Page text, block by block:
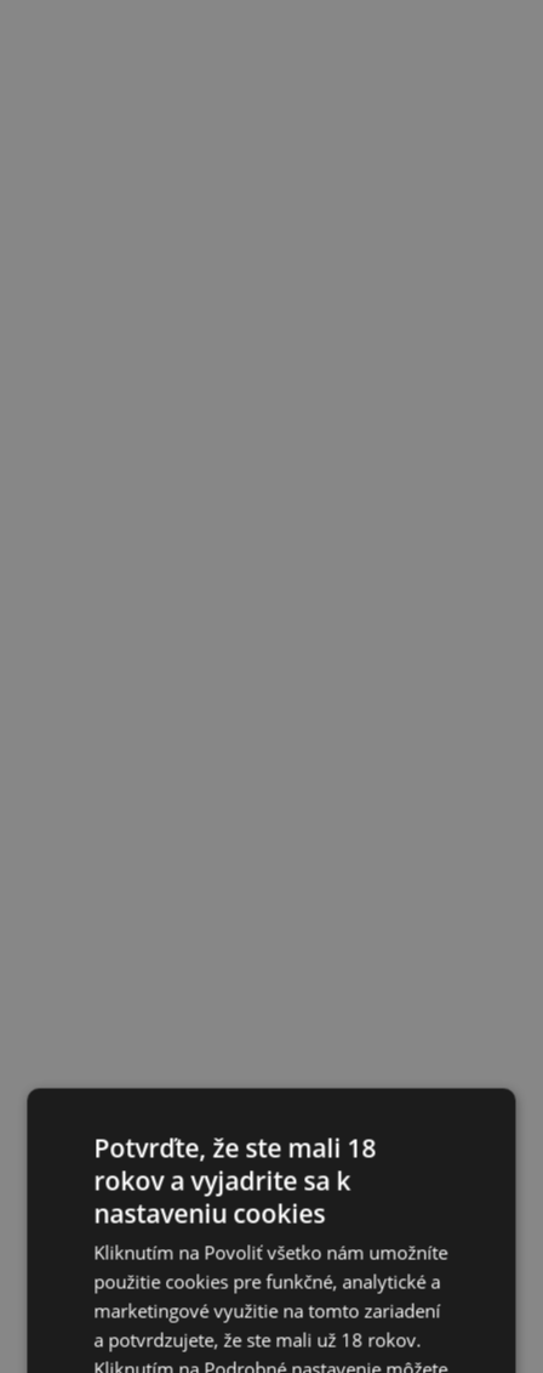
Potvrďte, že ste mali 18
rokov a vyjadrite sa k
nastaveniu cookies
Kliknutím na Povoliť všetko nám umožníte
použitie cookies pre funkčné, analytické a
marketingové využitie na tomto zariadení
a potvrdzujete, že ste mali už 18 rokov.